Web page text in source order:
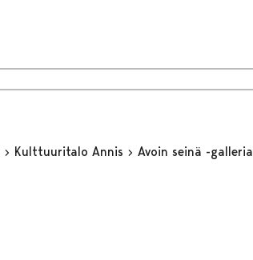
Kulttuuritalo Annis Avoin seinä -galleria